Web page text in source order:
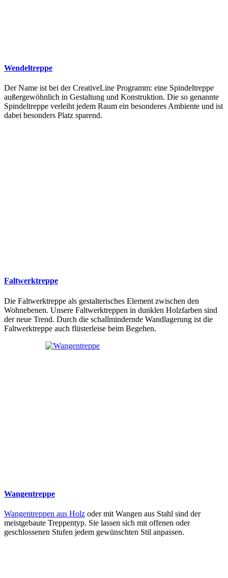
Wendeltreppe
Der Name ist bei der CreativeLine Programm: eine Spindeltreppe
außergewöhnlich in Gestaltung und Konstruktion. Die so genannte
Spindeltreppe verleiht jedem Raum ein besonderes Ambiente und ist
dabei besonders Platz sparend.
Faltwerktreppe
Die Faltwerktreppe als gestalterisches Element zwischen den
Wohnebenen. Unsere Faltwerktreppen in dunklen Holzfarben sind
der neue Trend. Durch die schallmindernde Wandlagerung ist die
Faltwerktreppe auch flüsterleise beim Begehen.
Wangentreppe
Wangentreppen aus Holz oder mit Wangen aus Stahl sind der
meistgebaute Treppentyp. Sie lassen sich mit offenen oder
geschlossenen Stufen jedem gewünschten Stil anpassen.